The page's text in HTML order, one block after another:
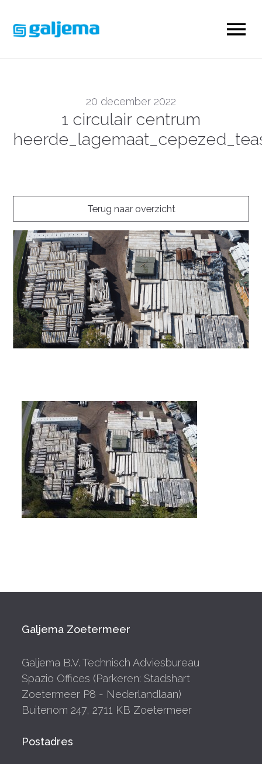
20 december 2022
1 circulair centrum
Terug naar overzicht
Galjema Zoetermeer
Galjema B.V. Technisch Adviesbureau
Spazio Offices (Parkeren: Stadshart
Zoetermeer P8 - Nederlandlaan)
Buitenom 247, 2711 KB Zoetermeer
Postadres